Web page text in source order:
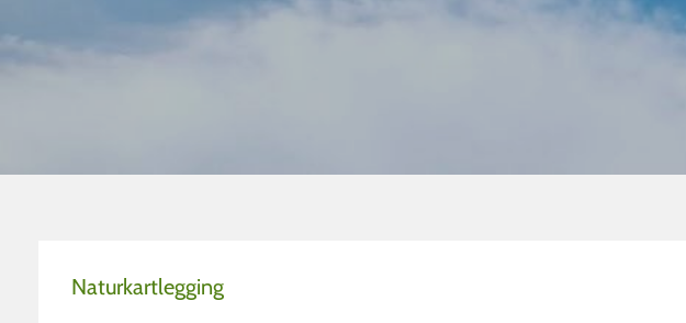
Naturkartlegging